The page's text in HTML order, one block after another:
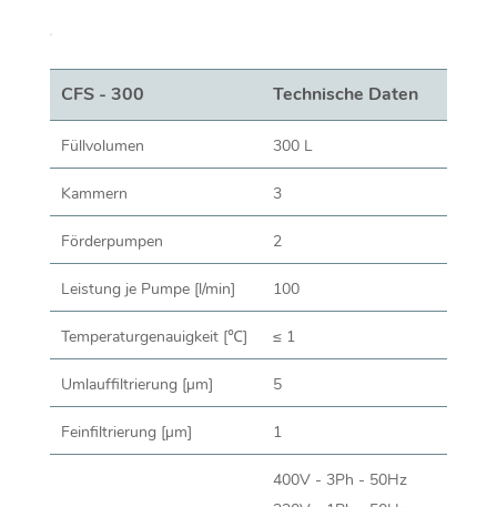
CFS - 300 Technische Daten
Füllvolumen 300 L
Kammern 3
Förderpumpen 2
Leistung je Pumpe [l/min] 100
Temperaturgenauigkeit [℃] ≤ 1
Umlauffiltrierung [µm] 5
Feinfiltrierung [µm] 1
400V - 3Ph - 50Hz